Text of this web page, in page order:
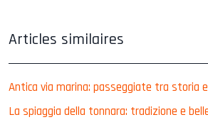
Articles similaires
Antica via marina: passeggiate tra storia
La spiaggia della tonnara: tradizione e